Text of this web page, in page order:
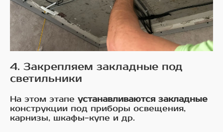
4. Закрепляем закладные под
светильники
На этом этапе устанавливаются закладные
конструкции под приборы освещения,
карнизы, шкафы-купе и др.